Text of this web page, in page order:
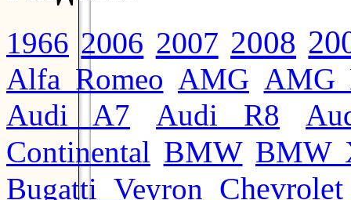
1966 2006 2007 2008
Alfa Romeo AMG AMG
Audi A7
Audi R8
Continental BMW BMW
Bugatti Veyron Chevrolet